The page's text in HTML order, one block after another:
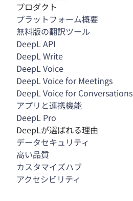
プロダクト
プラットフォーム概要
無料版の翻訳ツール
DeepL API
DeepL Write
DeepL Voice
DeepL Voice for Meetings
DeepL Voice for Conversations
アプリと連携機能
DeepL Pro
DeepLが選ばれる理由
データセキュリティ
高い品質
カスタマイズハブ
アクセシビリティ